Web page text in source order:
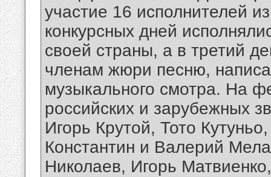
участие 16 исполнителей
конкурсных дней
своей страны, а в третий
членам жюри песню,
музыкального смотра. На
российских и зарубежных
Игорь Крутой, Тото
Константин и Валерий
Николаев, Игорь